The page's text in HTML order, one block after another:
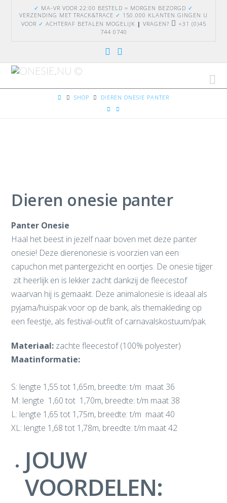
✓ MA-VR VOOR 22:00 BESTELD = MORGEN BEZORGD ✓
VERZENDING MET TRACK&TRACE ✓ 150.000 KLANTEN GINGEN U
VOOR ✓ ACHTERAF BETALEN MOGELIJK | VRAGEN?
+31 (0)45
744 0740
HOMESHOP DIEREN ONESIE PANTER
Dieren onesie panter
Panter Onesie
Haal het beest in jezelf naar boven met deze panter
onesie! Deze dierenonesie is voorzien van een
capuchon met pantergezicht en oortjes. De onesie tijger
zit heerlijk en is lekker zacht dankzij de fleecestof
waarvan hij is gemaakt. Deze animalonesie is ideaal als
pyjama/huispak voor op de bank, als themakleding op
een feestje, als festival-outfit of carnavalskostuum/pak.
Materiaal: zachte fleecestof (100% polyester)
Maatinformatie:
S: lengte 1,55 tot 1,65m, breedte: t/m maat 36
M: lengte 1,60 tot 1,70m, breedte: t/m maat 38
L: lengte 1,65 tot 1,75m, breedte: t/m maat 40
XL: lengte 1,68 tot 1,78m, breedte: t/m maat 42
JOUW
VOORDELEN: